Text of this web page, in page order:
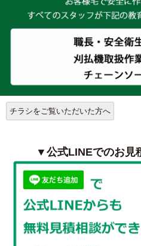
チラシをご覧いただいた方へ
▼公式LINEでのお見